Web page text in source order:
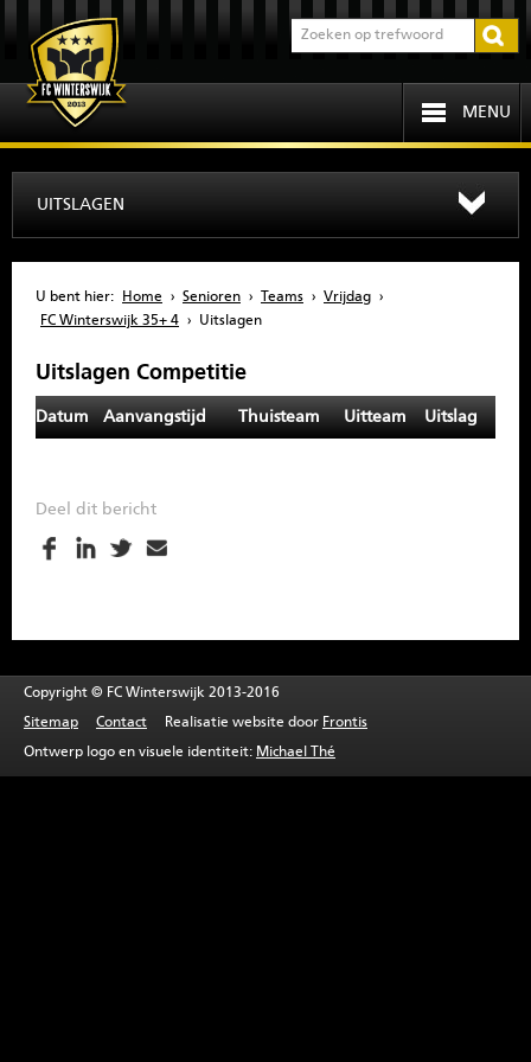
MENU
OVER FCW
INFORMATIE
SPONSOREN
MENU
UITSLAGEN
U bent hier: Home › Senioren › Teams › Vrijdag ›
FC Winterswijk 35+ 4 › Uitslagen
Uitslagen Competitie
Datum Aanvangstijd Thuisteam Uitteam Uitslag
Deel dit bericht
Copyright © FC Winterswijk 2013-2016
Sitemap Contact Realisatie website door Frontis
Ontwerp logo en visuele identiteit: Michael Thé